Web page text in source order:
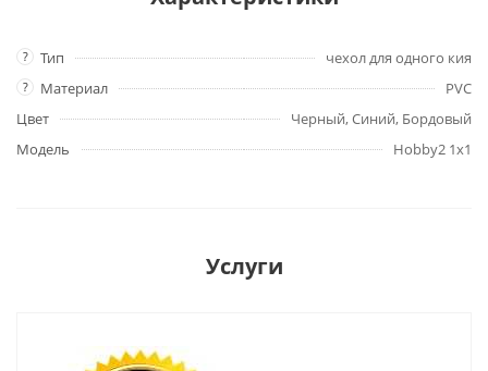
? Тип чехол для одного кия
? Материал
PVC
Цвет
Черный, Синий, Бордовый
Модель
Hobby2 1x1
Услуги